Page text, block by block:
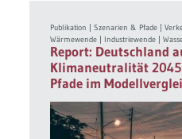
Publikation |Szenarien & Pfade |
Wärmewende
Industriewende |
Report: Deutschland
Klimaneutralität 2045
Pfade im